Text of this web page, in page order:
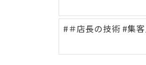
#＃店長の技術 #集